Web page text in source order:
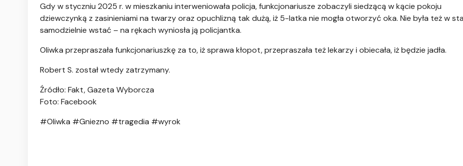
Gdy w styczniu 2025 r. w mieszkaniu interweniowała policja, funkcjonariusze zobaczyli siedzącą w kącie pokoju
dziewczynką z zasinieniami na twarzy oraz opuchlizną tak dużą, iż 5-latka nie mogła otworzyć oka. Nie była też w
samodzielnie wstać – na rękach wyniosła ją policjantka.
Oliwka przepraszała funkcjonariuszkę za to, iż sprawa kłopot, przepraszała też lekarzy i obiecała, iż będzie jadła.
Robert S. został wtedy zatrzymany.
Źródło: Fakt, Gazeta Wyborcza
Foto: Facebook
#Oliwka #Gniezno #tragedia #wyrok